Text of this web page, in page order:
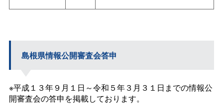
島根県情報公開審査会答申
※平成１３年９月１日～令和５年３月３１日までの情報公
開審査会の答申を掲載しております。